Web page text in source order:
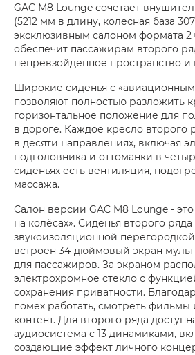
GAC M8 Lounge сочетает
(5212 мм в длину, колесная база
эксклюзивным салоном формата
обеспечит пассажирам второго
непревзойденное пространство и
Широкие сиденья с
позволяют полностью разложить
горизонтальное положение для
в дороге. Каждое кресло второго
в десяти направлениях, включая
подголовника и оттоманки в
сиденьях есть вентиляция,
массажа.
Салон версии GAC M8 Lounge -
на колёсах». Сиденья второго
звукоизоляционной
встроен 34-дюймовый экран
для пассажиров. За экраном
электрохромное стекло с
сохранения приватности.
помех работать, смотреть
контент. Для второго ряда
аудиосистема с 13 динамиками,
создающие эффект личного